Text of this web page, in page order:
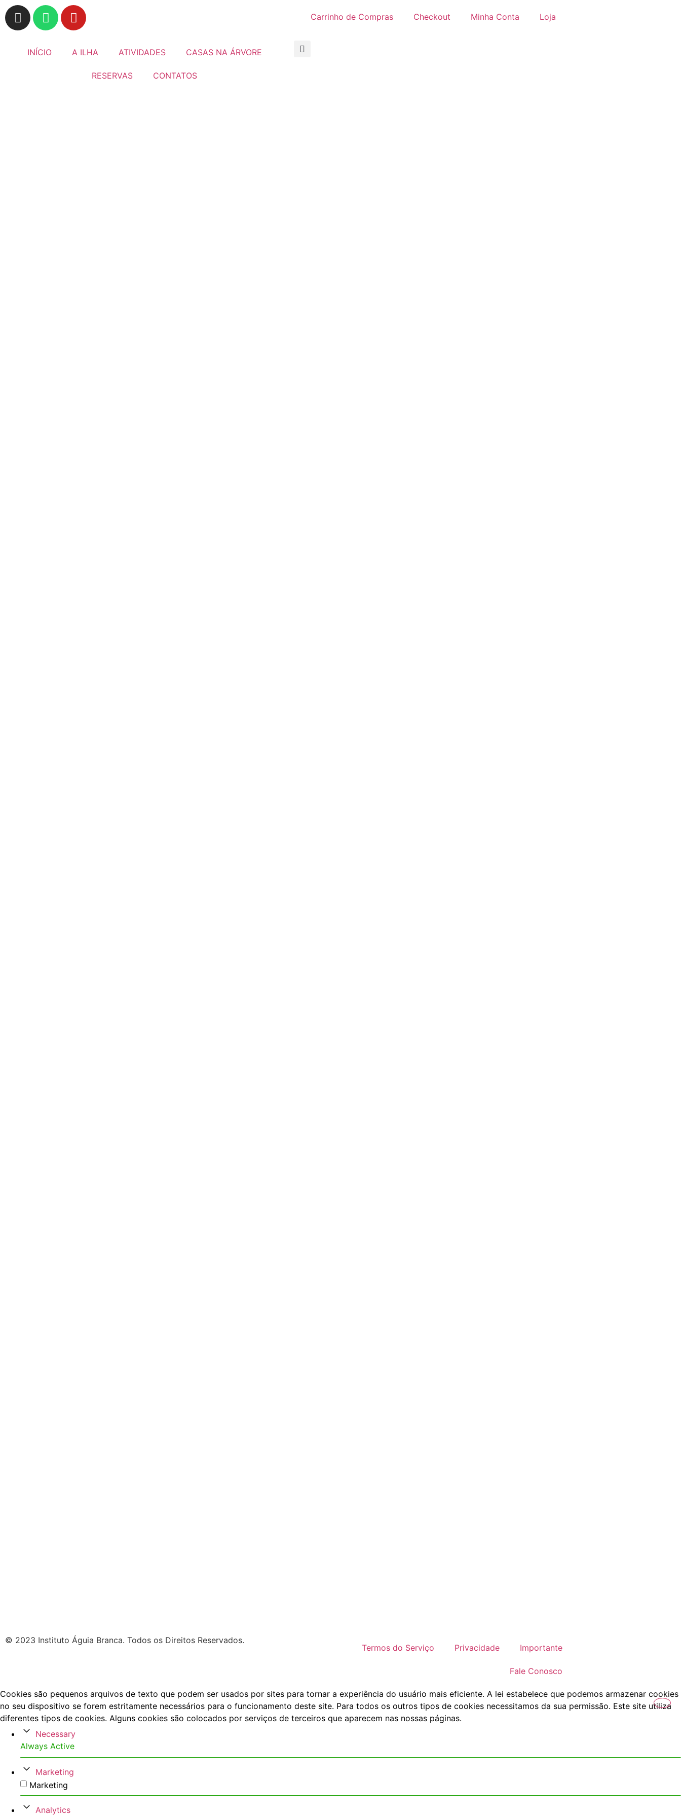
Carrinho de Compras Checkout Minha Conta Loja
INÍCIO A ILHA ATIVIDADES CASAS NA ÁRVORE
RESERVAS CONTATOS
© 2023 Instituto Águia Branca. Todos os Direitos Reservados.
Termos do Serviço Privacidade Importante
Fale Conosco
Cookies são pequenos arquivos de texto que podem ser usados por sites para tornar a experiência do usuário mais eficiente. A lei estabelece que podemos armazenar cookies
no seu dispositivo se forem estritamente necessários para o funcionamento deste site. Para todos os outros tipos de cookies necessitamos da sua permissão. Este site utiliza
diferentes tipos de cookies. Alguns cookies são colocados por serviços de terceiros que aparecem nas nossas páginas.
Necessary
Always Active
Marketing
Marketing
Analytics